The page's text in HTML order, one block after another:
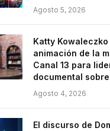
Agosto 5, 2026
Katty
animación de la
Canal 13 para
documental
Agosto 4, 2026
El discurso de